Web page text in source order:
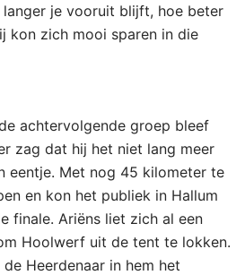
langer je vooruit blijft, hoe beter
kon zich mooi sparen in die
achtervolgende groep bleef
zag dat hij het niet lang meer
eentje. Met nog 45 kilometer te
en kon het publiek in Hallum
finale. Ariëns liet zich al een
Hoolwerf uit de tent te lokken.
Heerdenaar in hem het